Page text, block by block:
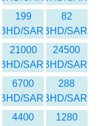
82
BHD/SAR
199
BHD/SAR
24500
BHD/SAR
21000
BHD/SAR
288
BHD/SAR
6700
BHD/SAR
1280
4400